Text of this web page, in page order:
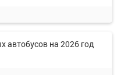
автобусов на 2026 год